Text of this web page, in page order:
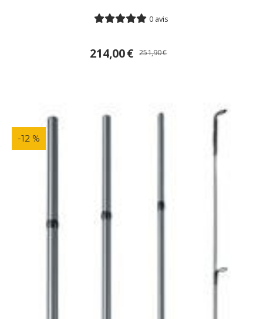
0 avis
214,00€ 251,90€
-12 %